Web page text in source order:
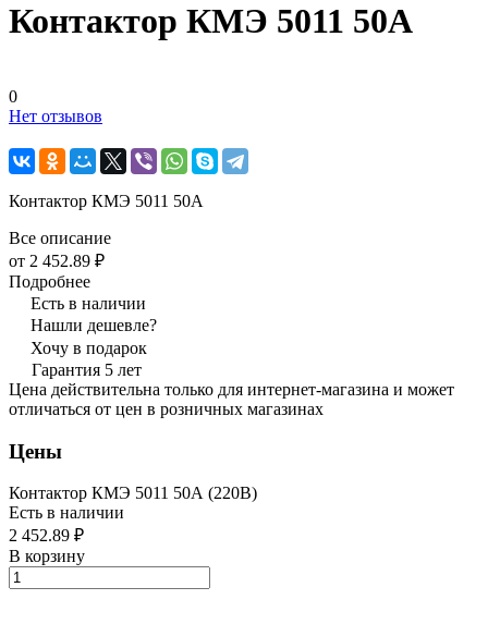
Контактор КМЭ 5011 50А
0
Нет отзывов
Контактор КМЭ 5011 50А
Все описание
от 2 452.89 ₽
Подробнее
Есть в наличии
Нашли дешевле?
Хочу в подарок
Гарантия 5 лет
Цена действительна только для интернет-магазина и может
отличаться от цен в розничных магазинах
Цены
Контактор КМЭ 5011 50А (220В)
Есть в наличии
2 452.89 ₽
В корзину